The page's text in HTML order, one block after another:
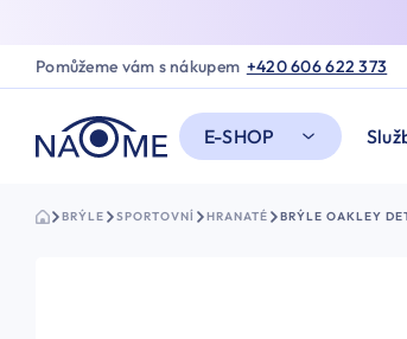
Pomůžeme vám s nákupem +420 606 622 373
E-SHOP
BRÝLE SPORTOVNÍ HRANATÉ BRÝLE OAKLEY